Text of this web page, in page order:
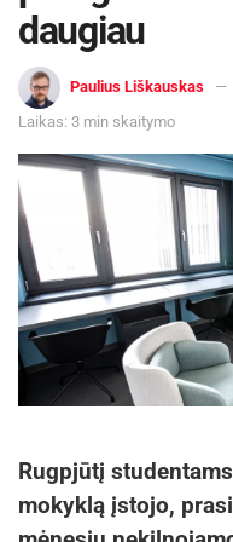
Žymos: Panevėžio sporto
daugiau
Paulius Liškauskas
Laikas: 3 min skaitymo
Rugpjūtį
mokyklą įstojo,